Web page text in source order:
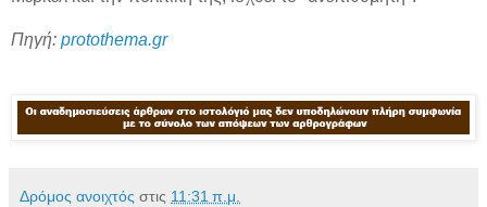
Πηγή: protothema.gr
Δρόμος ανοιχτός στις 11:31 π.μ.